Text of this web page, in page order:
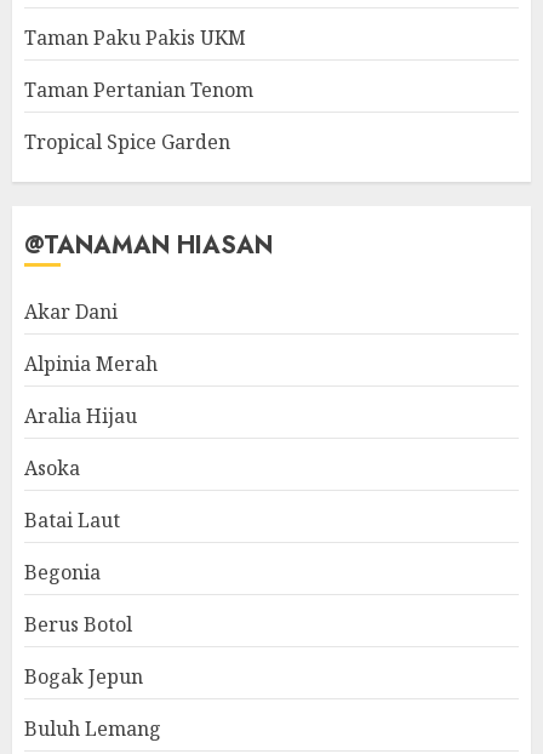
Taman Paku Pakis UKM
Taman Pertanian Tenom
Tropical Spice Garden
@TANAMAN HIASAN
Akar Dani
Alpinia Merah
Aralia Hijau
Asoka
Batai Laut
Begonia
Berus Botol
Bogak Jepun
Buluh Lemang